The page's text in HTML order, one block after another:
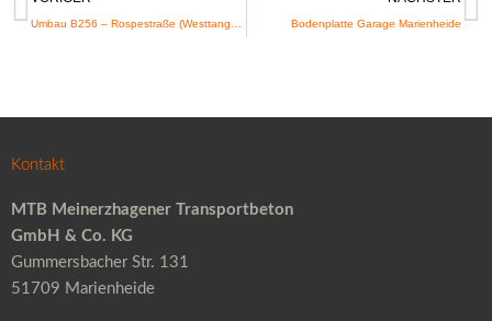
Bodenplatte Garage Marienheide
Kontakt
MTB Meinerzhagener Transportbeton
GmbH & Co. KG
Gummersbacher Str. 131
51709 Marienheide